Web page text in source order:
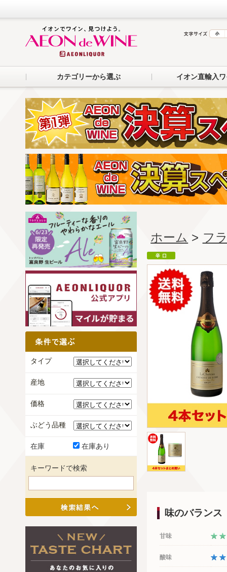
カテゴリーから選ぶ イオン直輸入
ホーム > フ
味のバランス
甘味
酸味
タイプ
産地
価格
ぶどう品種
在庫 在庫あり
キーワードで検索